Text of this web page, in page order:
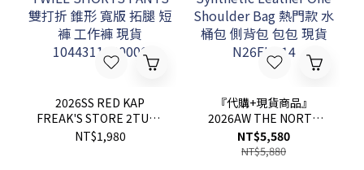
2026SS RED KAP
FREAK'S STORE 2TUCK
BAGGY WIDE TWILL
SHORTS PANTS 雙打折
NT$1,980
『代購+現貨商品』
2026AW THE NORTH
FACE Purple Label 紫標
Synthetic Leather One
NT$5,580
NT$5,880